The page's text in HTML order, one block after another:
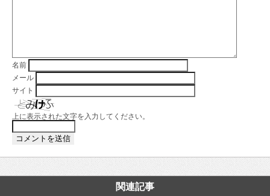
名前
メール
サイト
上に表示された文字を入力してください。
関連記事